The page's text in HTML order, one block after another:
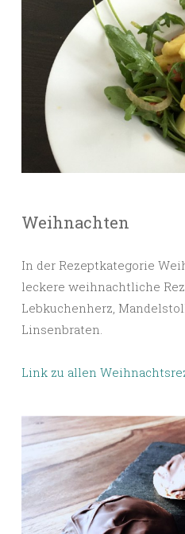
Weihnachten
In der Rezeptkategorie
leckere weihnachtliche
Lebkuchenherz,
Linsenbraten.
Link zu allen